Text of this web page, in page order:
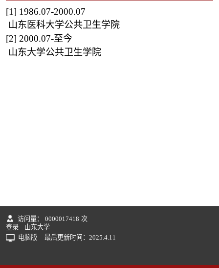
[1] 1986.07-2000.07
山东医科大学公共卫生学院
[2] 2000.07-至今
山东大学公共卫生学院
访问量： 0000017418 次
登录
山东大学
电脑版
最后更新时间： 2025.4.11